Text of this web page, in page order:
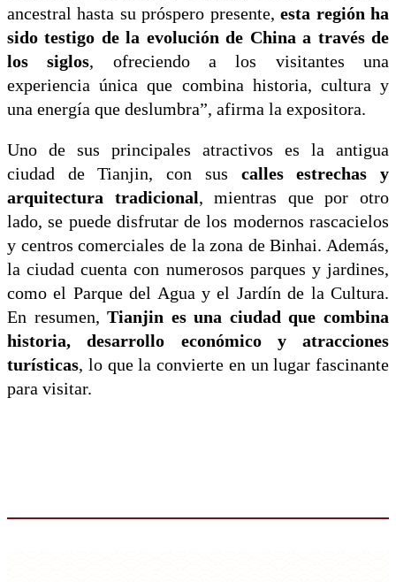
ancestral hasta su próspero presente,esta región ha
sido testigo de la evolución de China a través de
los siglos, ofreciendo a los visitantes una
experiencia única que combina historia, cultura y
una energía que deslumbra”, afirma la expositora.
Uno de sus principales atractivos es la antigua
ciudad de Tianjin, con sus calles estrechas y
arquitectura tradicional, mientras que por otro
lado, se puede disfrutar de los modernos rascacielos
y centros comerciales de la zona de Binhai. Además,
la ciudad cuenta con numerosos parques y jardines,
como el Parque del Agua y el Jardín de la Cultura.
En resumen, Tianjin es una ciudad que combina
historia, desarrollo económico y atracciones
turísticas, lo que la convierte en un lugar fascinante
para visitar.